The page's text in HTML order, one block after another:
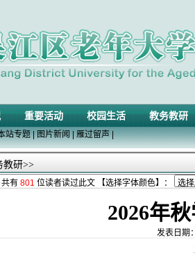
重要活动 校园生活 教务教研
站专题|图片新闻|雁过留声|
教研>>
共有 801 位读者读过此文 【选择字体颜色】：
2026年
发表日期